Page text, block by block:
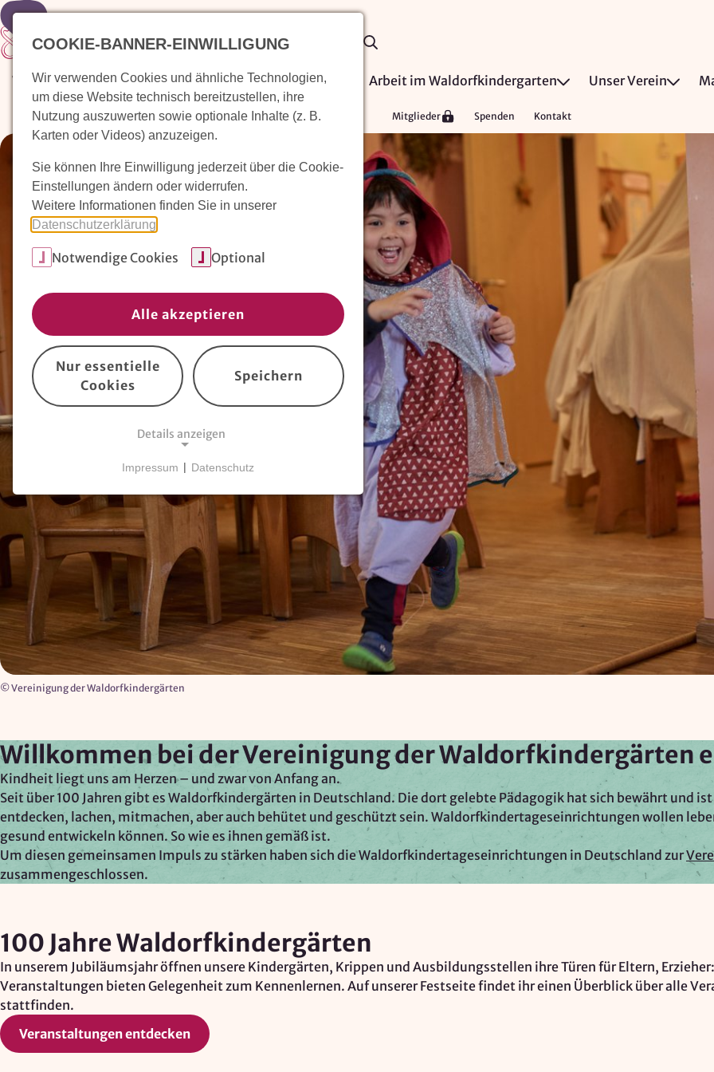
Zur Startseite
Waldorfkindergarten finden Pädagogischer Ansatz Arbeit im Waldorfkindergarten Unser Verein
Mitglieder Spenden Kontakt
© Vereinigung der Waldorfkindergärten
Willkommen bei der Vereinigung der Waldorfkindergärten
Kindheit liegt uns am Herzen – und zwar von Anfang an.
Seit über 100 Jahren gibt es Waldorfkindergärten in Deutschland. Die dort gelebte Pädagogik hat sich bewährt und
entdecken, lachen, mitmachen, aber auch behütet und geschützt sein. Waldorfkindertageseinrichtungen wollen
gesund entwickeln können. So wie es ihnen gemäß ist.
Um diesen gemeinsamen Impuls zu stärken haben sich die Waldorfkindertageseinrichtungen in Deutschland zur
zusammengeschlossen.
100 Jahre Waldorfkindergärten
In unserem Jubiläumsjahr öffnen unsere Kindergärten, Krippen und Ausbildungsstellen ihre Türen für Eltern,
Veranstaltungen bieten Gelegenheit zum Kennenlernen. Auf unserer Festseite findet ihr einen Überblick über alle
stattfinden.
Veranstaltungen entdecken
COOKIE-BANNER-EINWILLIGUNG
Wir verwenden Cookies und ähnliche Technologien,
um diese Website technisch bereitzustellen, ihre
Nutzung auszuwerten sowie optionale Inhalte (z. B.
Karten oder Videos) anzuzeigen.
Sie können Ihre Einwilligung jederzeit über die Cookie-
Einstellungen ändern oder widerrufen.
Weitere Informationen finden Sie in unserer
Datenschutzerklärung
Notwendige Cookies Optional
Alle akzeptieren
Nur essentielle
Cookies
Speichern
Details anzeigen
Essentielle Cookiessind für den Betrieb der
Website erforderlich und können nicht deaktiviert
werden. Hierzu zählen technisch notwendige
TYPO3-Cookies, sowie Funktionen zur
Adresssuche überGoogle Places
Google Places Autocomplete
Anbieter:
Google Ireland Ltd.
Rechtsgrundlage: Art. 6 Abs. 1 lit. f
DSGVO
Drittlandübermittlung: möglich
OPTIONAL
Optionale Cookies
(z. B. für Karten von Mapbox,
Videos von Vimeo oder optionale zusätzliche
Einwilligunggeladen.
Mapbox
Anbieter:
Mapbox Inc., US
Impressum | Datenschutz